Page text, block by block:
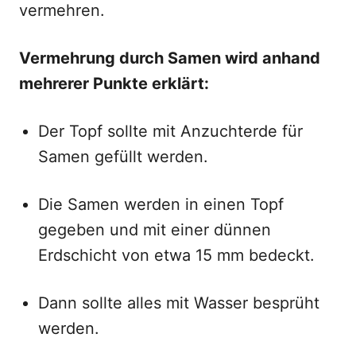
vermehren.
Vermehrung durch Samen wird anhand
mehrerer Punkte erklärt:
Der Topf sollte mit Anzuchterde für
Samen gefüllt werden.
Die Samen werden in einen Topf
gegeben und mit einer dünnen
Erdschicht von etwa 15 mm bedeckt.
Dann sollte alles mit Wasser besprüht
werden.